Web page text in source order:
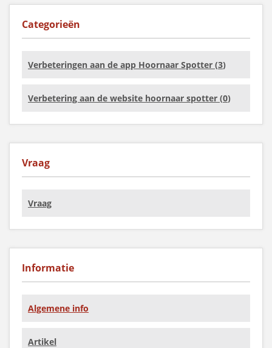
Categorieën
Verbeteringen aan de app Hoornaar Spotter (3)
Verbetering aan de website hoornaar spotter (0)
Vraag
Vraag
Informatie
Algemene info
Artikel